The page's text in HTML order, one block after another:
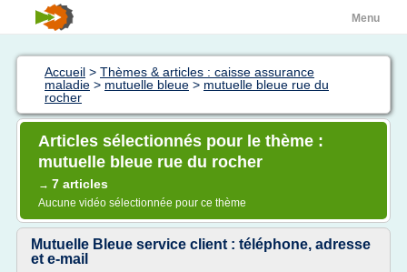
Menu
Accueil > Thèmes & articles : caisse assurance
maladie > mutuelle bleue > mutuelle bleue rue du
rocher
Articles sélectionnés pour le thème :
mutuelle bleue rue du rocher
→ 7 articles
Aucune vidéo sélectionnée pour ce thème
Mutuelle Bleue service client : téléphone, adresse
et e-mail